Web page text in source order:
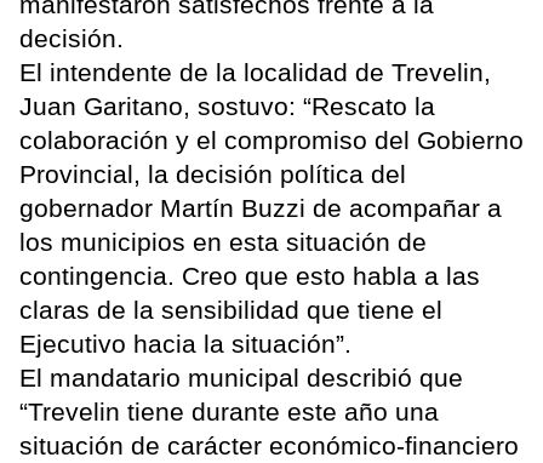
decisión.
El intendente de la localidad de Trevelin,
Juan Garitano, sostuvo: “Rescato la
colaboración y el compromiso del Gobierno
Provincial, la decisión política del
gobernador Martín Buzzi de acompañar a
los municipios en esta situación de
contingencia. Creo que esto habla a las
claras de la sensibilidad que tiene el
Ejecutivo hacia la situación”.
El mandatario municipal describió que
“Trevelin tiene durante este año una
situación de carácter económico-financiero